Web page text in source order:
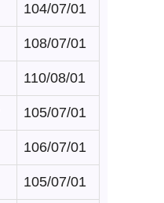
104/07/01
108/07/01
110/08/01
105/07/01
106/07/01
105/07/01